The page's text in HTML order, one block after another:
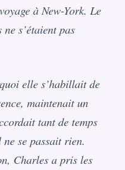
à New-York. Le
s’étaient pas
elle s’habillait de
maintenait un
tant de temps
se passait rien.
Charles a pris les